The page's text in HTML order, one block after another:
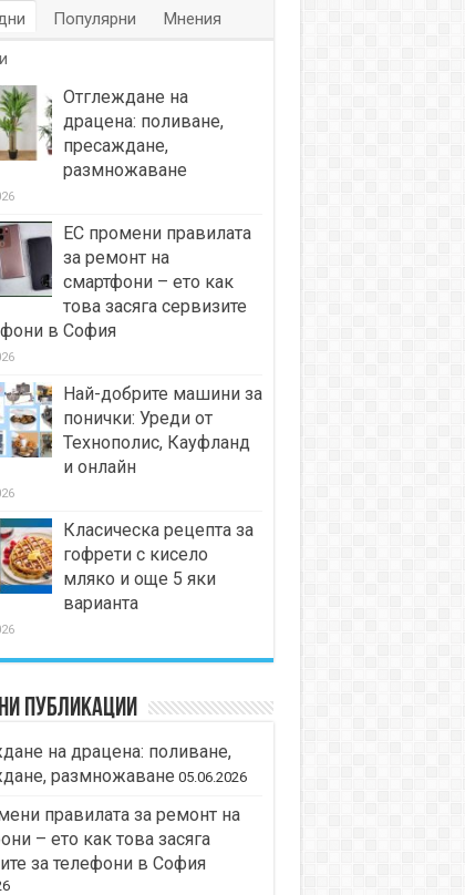
Популярни
Мнения
Отглеждане на
драцена: поливане,
пресаждане,
размножаване
ЕС промени правилата
за ремонт на
смартфони – ето как
това засяга сервизите
в София
Най-добрите машини за
понички: Уреди от
Технополис, Кауфланд
и онлайн
Класическа рецепта за
гофрети с кисело
мляко и още 5 яки
варианта
публикации
на драцена: поливане,
размножаване 05.06.2026
правилата за ремонт на
– ето как това засяга
за телефони в София